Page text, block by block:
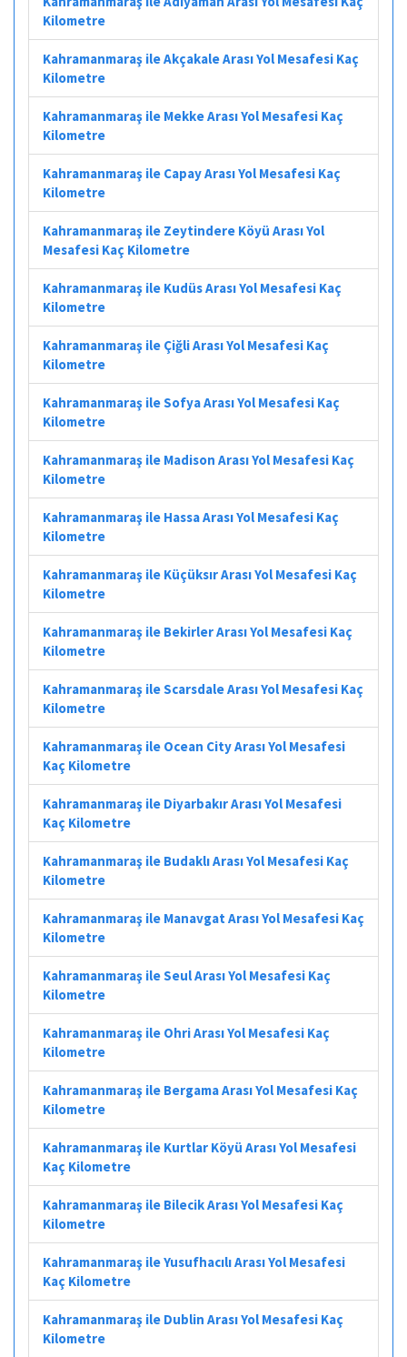
Kilometre
Kahramanmaraş ile Akçakale Arası Yol Mesafesi Kaç
Kilometre
Kahramanmaraş ile Mekke Arası Yol Mesafesi Kaç
Kilometre
Kahramanmaraş ile Capay Arası Yol Mesafesi Kaç
Kilometre
Kahramanmaraş ile Zeytindere Köyü Arası Yol
Mesafesi Kaç Kilometre
Kahramanmaraş ile Kudüs Arası Yol Mesafesi Kaç
Kilometre
Kahramanmaraş ile Çiğli Arası Yol Mesafesi Kaç
Kilometre
Kahramanmaraş ile Sofya Arası Yol Mesafesi Kaç
Kilometre
Kahramanmaraş ile Madison Arası Yol Mesafesi Kaç
Kilometre
Kahramanmaraş ile Hassa Arası Yol Mesafesi Kaç
Kilometre
Kahramanmaraş ile Küçüksır Arası Yol Mesafesi Kaç
Kilometre
Kahramanmaraş ile Bekirler Arası Yol Mesafesi Kaç
Kilometre
Kahramanmaraş ile Scarsdale Arası Yol Mesafesi Kaç
Kilometre
Kahramanmaraş ile Ocean City Arası Yol Mesafesi
Kaç Kilometre
Kahramanmaraş ile Diyarbakır Arası Yol Mesafesi
Kaç Kilometre
Kahramanmaraş ile Budaklı Arası Yol Mesafesi Kaç
Kilometre
Kahramanmaraş ile Manavgat Arası Yol Mesafesi Kaç
Kilometre
Kahramanmaraş ile Seul Arası Yol Mesafesi Kaç
Kilometre
Kahramanmaraş ile Ohri Arası Yol Mesafesi Kaç
Kilometre
Kahramanmaraş ile Bergama Arası Yol Mesafesi Kaç
Kilometre
Kahramanmaraş ile Kurtlar Köyü Arası Yol Mesafesi
Kaç Kilometre
Kahramanmaraş ile Bilecik Arası Yol Mesafesi Kaç
Kilometre
Kahramanmaraş ile Yusufhacılı Arası Yol Mesafesi
Kaç Kilometre
Kahramanmaraş ile Dublin Arası Yol Mesafesi Kaç
Kilometre